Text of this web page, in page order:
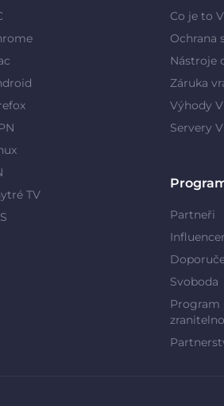
TV
Co je to
Ochrana
Nástroje
Záruka
Výhody
Servery
Partneři
Svoboda
Program